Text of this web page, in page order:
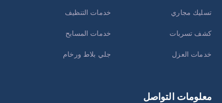
تسليك مجاري خدمات التنظيف
كشف تسربات خدمات المسابح
خدمات العزل جلي بلاط ورخام
معلومات التواصل